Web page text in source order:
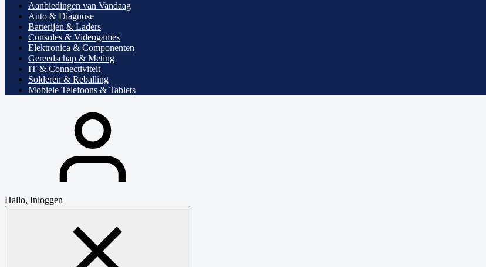
Aanbiedingen van Vandaag
Auto & Diagnose
Batterijen & Laders
Consoles & Videogames
Elektronica & Componenten
Gereedschap & Meting
IT & Connectiviteit
Solderen & Reballing
Mobiele Telefoons & Tablets
Hallo, Inloggen